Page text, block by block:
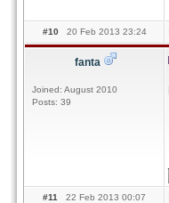
#10 20 Feb 2013 23:24
fanta
Joined: August 2010
Posts: 39
#11 22 Feb 2013 00:07